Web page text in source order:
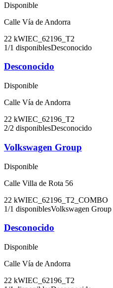
Disponible
Calle Vía de Andorra
22 kWIEC_62196_T2
1/1 disponiblesDesconocido
Desconocido
Disponible
Calle Vía de Andorra
22 kWIEC_62196_T2
2/2 disponiblesDesconocido
Volkswagen Group
Disponible
Calle Villa de Rota 56
22 kWIEC_62196_T2_COMBO
1/1 disponiblesVolkswagen Group
Desconocido
Disponible
Calle Vía de Andorra
22 kWIEC_62196_T2